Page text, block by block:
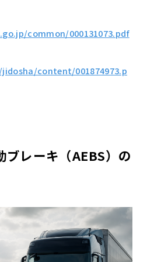
common/000131073.pdf
content/001874973.p
レーキ（AEBS）の